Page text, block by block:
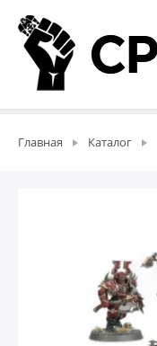
Главная Каталог